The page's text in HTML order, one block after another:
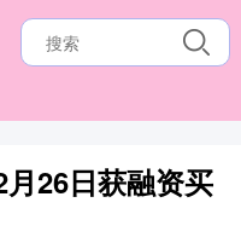
26日获融资买